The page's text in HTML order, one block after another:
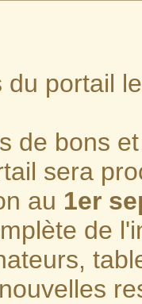
du portail
de bons
sera
au 1er
de